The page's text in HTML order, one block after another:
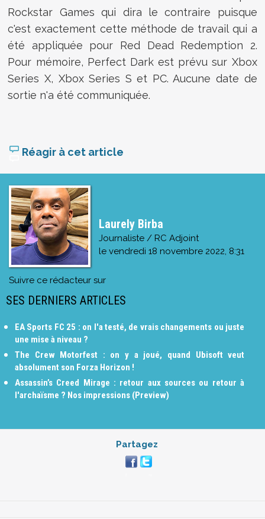
Rockstar Games qui dira le contraire puisque
c'est exactement cette méthode de travail qui a
été appliquée pour Red Dead Redemption 2.
Pour mémoire, Perfect Dark est prévu sur Xbox
Series X, Xbox Series S et PC. Aucune date de
sortie n'a été communiquée.
Réagir à cet article
Laurely Birba
Journaliste / RC Adjoint
le vendredi 18 novembre 2022, 8:31
Suivre ce rédacteur sur
SES DERNIERS ARTICLES
EA Sports FC 25 : on l'a testé, de vrais changements ou juste
une mise à niveau ?
The Crew Motorfest : on y a joué, quand Ubisoft veut
absolument son Forza Horizon !
Assassin’s Creed Mirage : retour aux sources ou retour à
l'archaïsme ? Nos impressions (Preview)
Partagez